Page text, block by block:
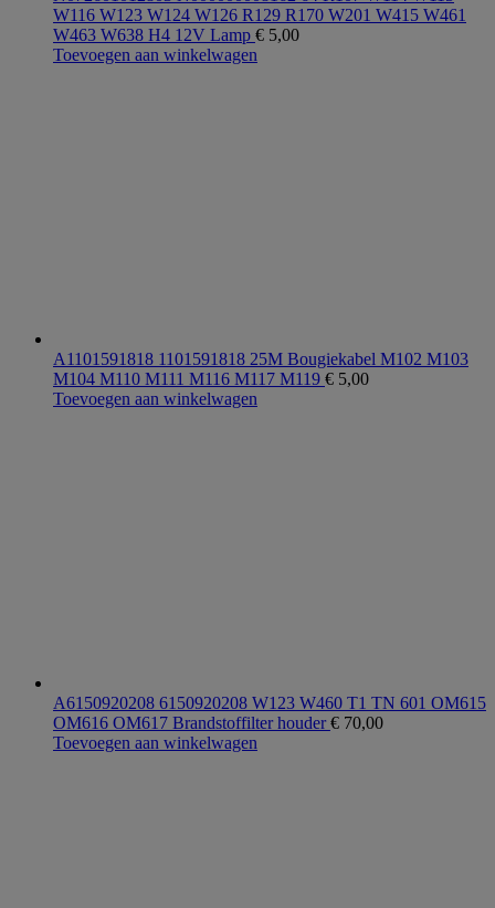
W116 W123 W124 W126 R129 R170 W201 W415 W461
W463 W638 H4 12V Lamp € 5,00
Toevoegen aan winkelwagen
A1101591818 1101591818 25M Bougiekabel M102 M103
M104 M110 M111 M116 M117 M119 € 5,00
Toevoegen aan winkelwagen
A6150920208 6150920208 W123 W460 T1 TN 601 OM615
OM616 OM617 Brandstoffilter houder€ 70,00
Toevoegen aan winkelwagen